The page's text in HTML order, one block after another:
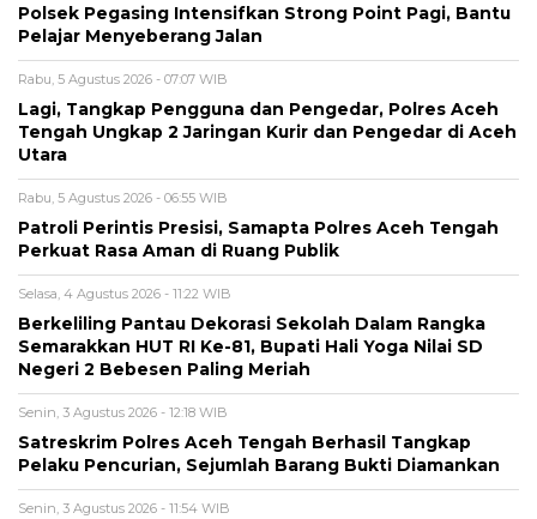
Polsek Pegasing Intensifkan Strong Point Pagi, Bantu
Pelajar Menyeberang Jalan
Rabu, 5 Agustus 2026 - 07:07 WIB
Lagi, Tangkap Pengguna dan Pengedar, Polres Aceh
Tengah Ungkap 2 Jaringan Kurir dan Pengedar di Aceh
Utara
Rabu, 5 Agustus 2026 - 06:55 WIB
Patroli Perintis Presisi, Samapta Polres Aceh Tengah
Perkuat Rasa Aman di Ruang Publik
Selasa, 4 Agustus 2026 - 11:22 WIB
Berkeliling Pantau Dekorasi Sekolah Dalam Rangka
Semarakkan HUT RI Ke-81, Bupati Hali Yoga Nilai SD
Negeri 2 Bebesen Paling Meriah
Senin, 3 Agustus 2026 - 12:18 WIB
Satreskrim Polres Aceh Tengah Berhasil Tangkap
Pelaku Pencurian, Sejumlah Barang Bukti Diamankan
Senin, 3 Agustus 2026 - 11:54 WIB